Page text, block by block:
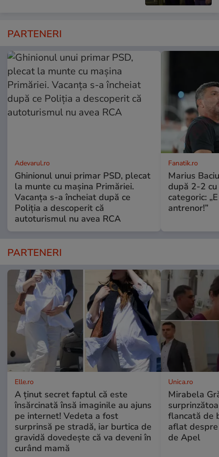
PARTENERI
Adevarul.ro
Ghinionul unui primar PSD, plecat
la munte cu mașina Primăriei.
Vacanța s-a încheiat după ce
Poliția a descoperit că
autoturismul nu avea RCA
Fanatik.ro
Marius
după 2-2 cu
categoric:
antrenor!”
PARTENERI
Elle.ro
A ținut secret faptul că este
însărcinată însă imaginile au ajuns
pe internet! Vedeta a fost
surprinsă pe stradă, iar burtica de
gravidă dovedește că va deveni în
curând mamă
Unica.ro
Mirabela
flancată de
aflat
de Apel